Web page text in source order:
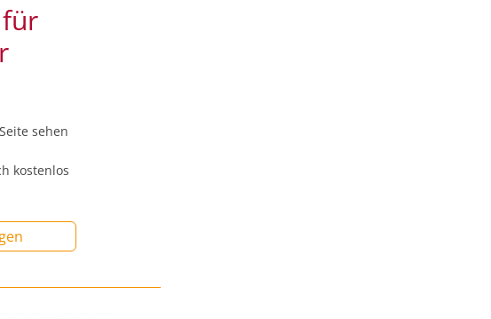
sehen
kostenlos